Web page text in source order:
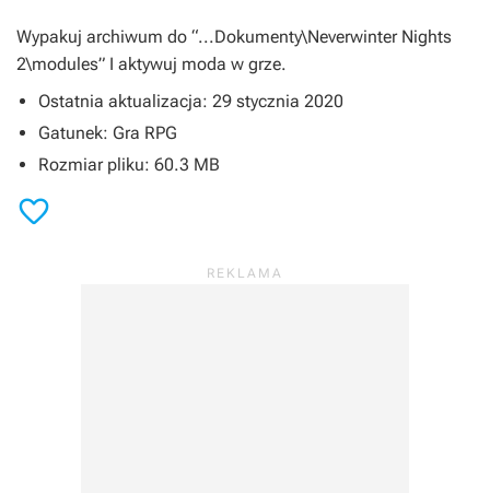
Wypakuj archiwum do “...Dokumenty\Neverwinter Nights
2\modules” I aktywuj moda w grze.
Ostatnia aktualizacja: 29 stycznia 2020
Gatunek: Gra RPG
Rozmiar pliku: 60.3 MB
